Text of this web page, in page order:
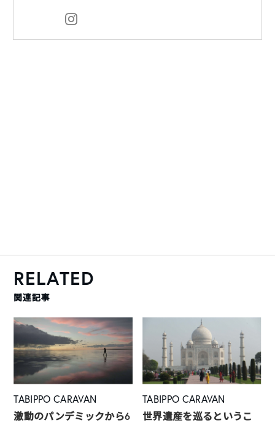
RELATED
関連記事
TABIPPO CARAVAN
激動のパンデミックから6
TABIPPO CARAVAN
世界遺産を巡るというこ